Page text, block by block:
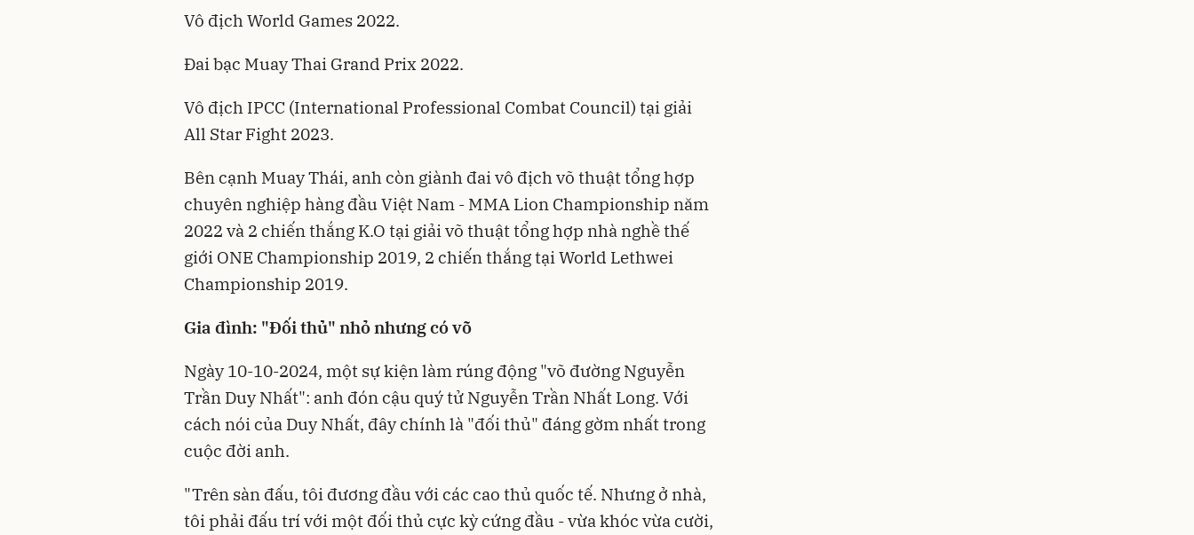
Vô địch World Games 2022.
Đai bạc Muay Thai Grand Prix 2022.
Vô địch IPCC (International Professional Combat Council) tại giải
All Star Fight 2023.
Bên cạnh Muay Thái, anh còn giành đai vô địch võ thuật tổng hợp
chuyên nghiệp hàng đầu Việt Nam - MMA Lion Championship năm
2022 và 2 chiến thắng K.O tại giải võ thuật tổng hợp nhà nghề thế
giới ONE Championship 2019, 2 chiến thắng tại World Lethwei
Championship 2019.
Gia đình: "Đối thủ" nhỏ nhưng có võ
Ngày 10-10-2024, một sự kiện làm rúng động "võ đường Nguyễn
Trần Duy Nhất": anh đón cậu quý tử Nguyễn Trần Nhất Long. Với
cách nói của Duy Nhất, đây chính là "đối thủ" đáng gờm nhất trong
cuộc đời anh.
"Trên sàn đấu, tôi đương đầu với các cao thủ quốc tế. Nhưng ở nhà,
tôi phải đấu trí với một đối thủ cực kỳ cứng đầu - vừa khóc vừa cười,